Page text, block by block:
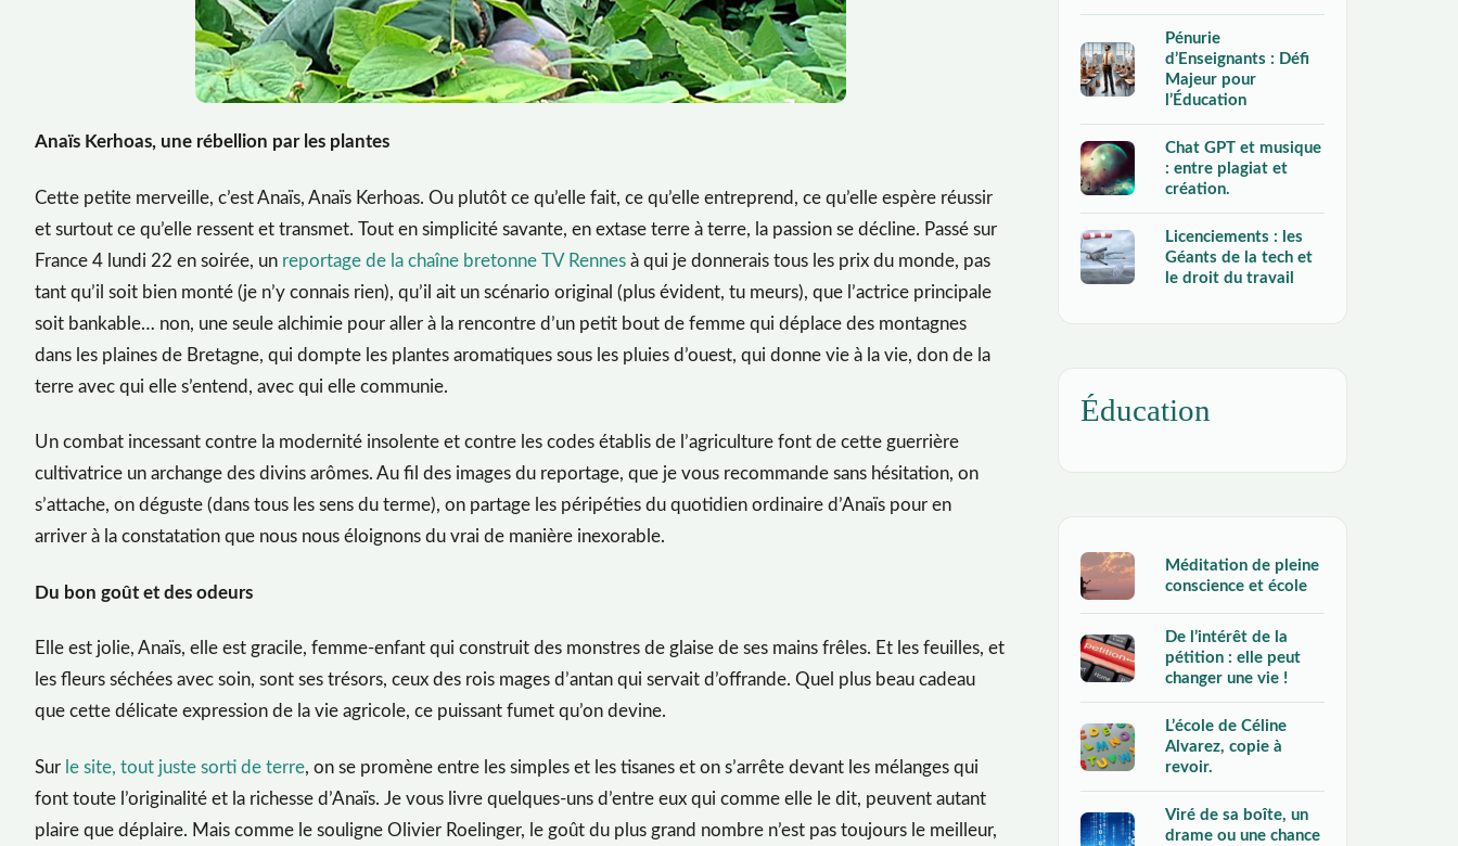
Anaïs Kerhoas, une rébellion par les plantes
Cette petite merveille, c’est Anaïs, Anaïs Kerhoas. Ou plutôt ce qu’elle fait, ce qu’elle entreprend, ce qu’elle espère réussir
et surtout ce qu’elle ressent et transmet. Tout en simplicité savante, en extase terre à terre, la passion se décline. Passé sur
France 4 lundi 22 en soirée, un reportage de la chaîne bretonne TV Rennes à qui je donnerais tous les prix du monde, pas
tant qu’il soit bien monté (je n’y connais rien), qu’il ait un scénario original (plus évident, tu meurs), que l’actrice principale
soit bankable… non, une seule alchimie pour aller à la rencontre d’un petit bout de femme qui déplace des montagnes
dans les plaines de Bretagne, qui dompte les plantes aromatiques sous les pluies d’ouest, qui donne vie à la vie, don de la
terre avec qui elle s’entend, avec qui elle communie.
Un combat incessant contre la modernité insolente et contre les codes établis de l’agriculture font de cette guerrière
cultivatrice un archange des divins arômes. Au fil des images du reportage, que je vous recommande sans hésitation, on
s’attache, on déguste (dans tous les sens du terme), on partage les péripéties du quotidien ordinaire d’Anaïs pour en
arriver à la constatation que nous nous éloignons du vrai de manière inexorable.
Du bon goût et des odeurs
Elle est jolie, Anaïs, elle est gracile, femme-enfant qui construit des monstres de glaise de ses mains frêles. Et les feuilles, et
les fleurs séchées avec soin, sont ses trésors, ceux des rois mages d’antan qui servait d’offrande. Quel plus beau cadeau
que cette délicate expression de la vie agricole, ce puissant fumet qu’on devine.
Sur le site, tout juste sorti de terre, on se promène entre les simples et les tisanes et on s’arrête devant les mélanges qui
font toute l’originalité et la richesse d’Anaïs. Je vous livre quelques-uns d’entre eux qui comme elle le dit, peuvent autant
plaire que déplaire. Mais comme le souligne Olivier Roelinger, le goût du plus grand nombre n’est pas toujours le meilleur,
Pénurie
d’Enseignants : Défi
Majeur pour
l’Éducation
Chat GPT et musique
: entre plagiat et
création.
Licenciements : les
Géants de la tech et
le droit du travail
Éducation
Méditation de pleine
conscience et école
De l’intérêt de la
pétition : elle peut
changer une vie !
L’école de Céline
Alvarez, copie à
revoir.
Viré de sa boîte, un
drame ou une chance